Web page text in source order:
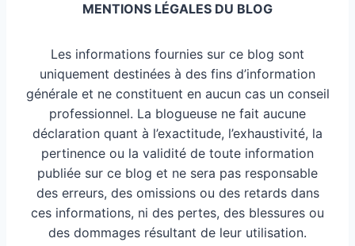
MENTIONS LÉGALES DU BLOG
Les informations fournies sur ce blog sont
uniquement destinées à des fins d’information
générale et ne constituent en aucun cas un conseil
professionnel. La blogueuse ne fait aucune
déclaration quant à l’exactitude, l’exhaustivité, la
pertinence ou la validité de toute information
publiée sur ce blog et ne sera pas responsable
des erreurs, des omissions ou des retards dans
ces informations, ni des pertes, des blessures ou
des dommages résultant de leur utilisation.